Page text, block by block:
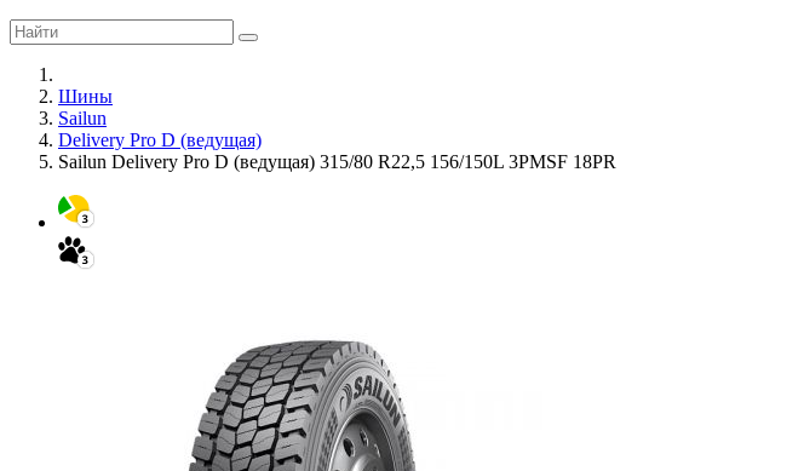
Шины
Sailun
Delivery Pro D (ведущая)
Sailun Delivery Pro D (ведущая) 315/80 R22,5 156/150L 3PMSF 18PR